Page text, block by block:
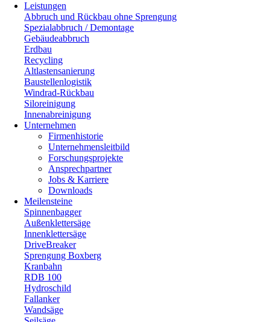
Leistungen
Abbruch und Rückbau ohne Sprengung
Spezialabbruch / Demontage
Gebäudeabbruch
Erdbau
Recycling
Altlastensanierung
Baustellenlogistik
Windrad-Rückbau
Siloreinigung
Innenabreinigung
Unternehmen
Firmenhistorie
Unternehmensleitbild
Forschungsprojekte
Ansprechpartner
Jobs & Karriere
Downloads
Meilensteine
Spinnenbagger
Außenklettersäge
Innenklettersäge
DriveBreaker
Sprengung Boxberg
Kranbahn
RDB 100
Hydroschild
Fallanker
Wandsäge